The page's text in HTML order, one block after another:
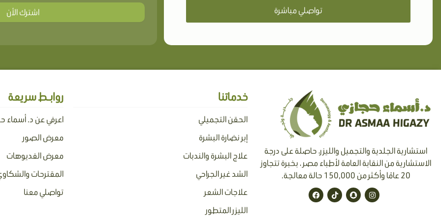
تواصلي مباشرة اشترك الأن
استشارية الجلدية والتجميل والليزر، حاصلة على درجة
الاستشارية من النقابة العامة لأطباء مصر ، بخبرة تتجاوز
20 عامًا وأكثر من 150,000 حالة معالجة.
I
n
s
S
n
a
T
i
k
F
a
c
خدماتنا
الحقن التجميلي
إبر نضارة البشرة
علاج البشرة والندبات
الشد غير الجراحي
علاجات الشعر
الليزر المتطور
روابـط سريعة
اعرفي عن د. أسماء
معرض الصور
معرض الفديوهات
المقترحات
تواصلي معنا